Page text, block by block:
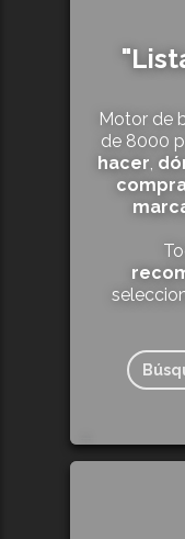
Motor de
de 8000
hacer,